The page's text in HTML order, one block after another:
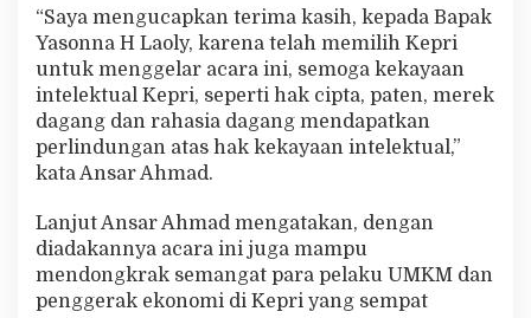
“Saya mengucapkan terima kasih, kepada Bapak
Yasonna H Laoly, karena telah memilih Kepri
untuk menggelar acara ini, semoga kekayaan
intelektual Kepri, seperti hak cipta, paten, merek
dagang dan rahasia dagang mendapatkan
perlindungan atas hak kekayaan intelektual,”
kata Ansar Ahmad.
Lanjut Ansar Ahmad mengatakan, dengan
diadakannya acara ini juga mampu
mendongkrak semangat para pelaku UMKM dan
penggerak ekonomi di Kepri yang sempat